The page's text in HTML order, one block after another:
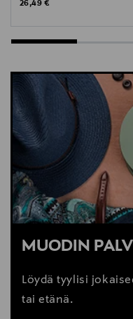
Original Price
26,49 €
MUODIN
Löydä tyylisi
tai etänä.